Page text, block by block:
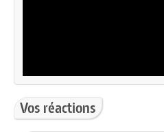
Vos réactions